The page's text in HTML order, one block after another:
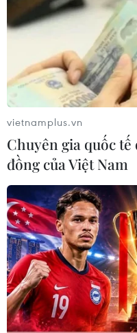
Anh quan ngại về
trái phép từ Pháp
10/08/2020 23:56
Thủ tướng Anh Boris
tội phạm có tổ chức
Pháp vào Anh qua Eo
vietnamplus.vn
Chuyên gia quốc
đồng của Việt Nam